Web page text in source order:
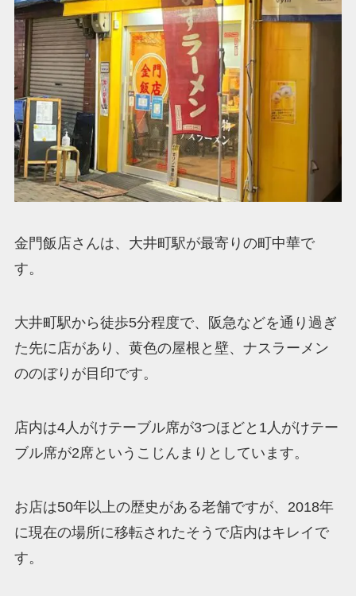
金門飯店さんは、大井町駅が最寄りの町中華で
す。
大井町駅から徒歩5分程度で、阪急などを通り過ぎ
た先に店があり、黄色の屋根と壁、ナスラーメン
ののぼりが目印です。
店内は4人がけテーブル席が3つほどと1人がけテー
ブル席が2席というこじんまりとしています。
お店は50年以上の歴史がある老舗ですが、2018年
に現在の場所に移転されたそうで店内はキレイで
す。